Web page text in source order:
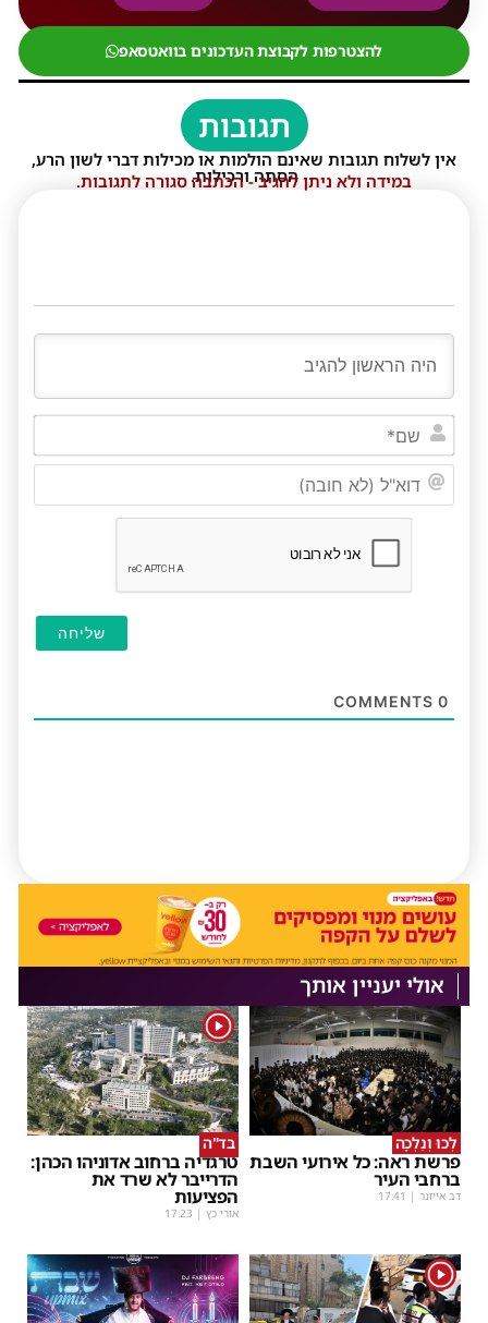
להצטרפות לקבוצת העדכונים בוואטסאפ
תגובות
אין לשלוח תגובות שאינם הולמות או מכילות דברי לשון הרע,
הסתה ורכילות.
במידה ולא ניתן להגיב - הכתבה סגורה לתגובות.
שם*
0
אולי יעניין אותך
לְכוּ וְנֵלְכָה
פרשת ראה: כל אירועי השבת
ברחבי העיר
דב אייזנר |
17:41
1
בד"ה
טרגדיה ברחוב אדוניהו הכהן:
הדרייבר לא שרד את
הפציעות
אורי כץ |
17:23
1